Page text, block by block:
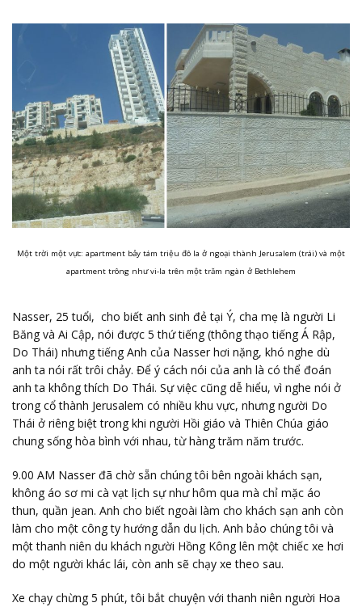
Một trời một vực: apartment bảy tám triệu đô la ở ngoại thành Jerusalem (trái) và một
apartment trông như vi-la trên một trăm ngàn ở Bethlehem
Nasser, 25 tuổi, cho biết anh sinh đẻ tại Ý, cha mẹ là người Li
Băng và Ai Cập, nói được 5 thứ tiếng (thông thạo tiếng Á Rập,
Do Thái) nhưng tiếng Anh của Nasser hơi nặng, khó nghe dù
anh ta nói rất trôi chảy. Để ý cách nói của anh là có thể đoán
anh ta không thích Do Thái. Sự việc cũng dễ hiểu, vì nghe nói ở
trong cổ thành Jerusalem có nhiều khu vực, nhưng người Do
Thái ở riêng biệt trong khi người Hồi giáo và Thiên Chúa giáo
chung sống hòa bình với nhau, từ hàng trăm năm trước.
9.00 AM Nasser đã chờ sẵn chúng tôi bên ngoài khách sạn,
không áo sơ mi cà vạt lịch sự như hôm qua mà chỉ mặc áo
thun, quần jean. Anh cho biết ngoài làm cho khách sạn anh còn
làm cho một công ty hướng dẫn du lịch. Anh bảo chúng tôi và
một thanh niên du khách người Hồng Kông lên một chiếc xe hơi
do một người khác lái, còn anh sẽ chạy xe theo sau.
Xe chạy chừng 5 phút, tôi bắt chuyện với thanh niên người Hoa